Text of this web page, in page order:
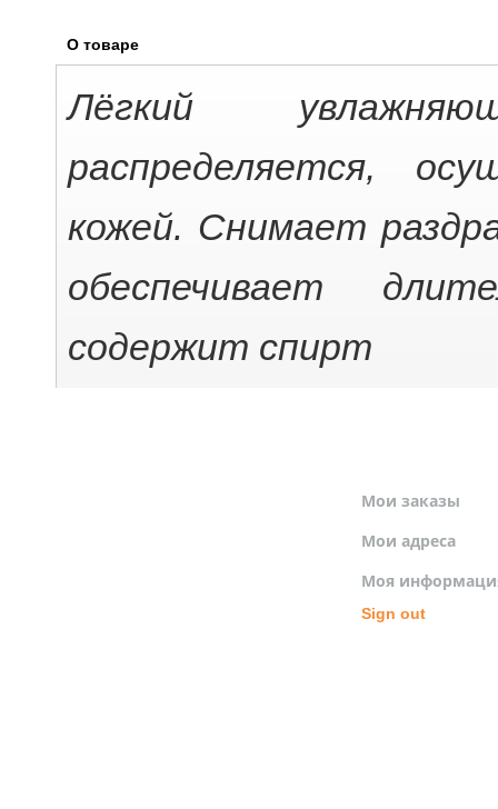
О товаре
Лёгкий
распределяется,
кожей. Снимает
обеспечивает
содержит спирт
Мои заказы
Мои адреса
Моя
Sign out